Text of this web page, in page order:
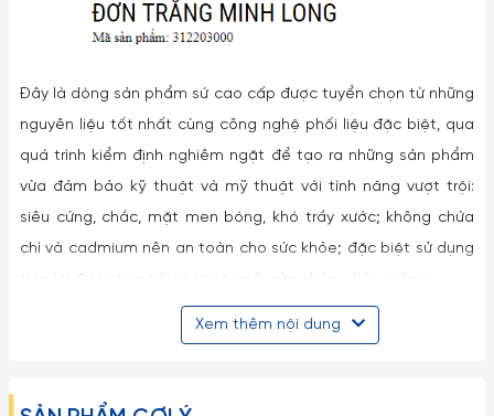
Đây là dòng sản phẩm sứ cao cấp được tuyển chọn từ những
nguyên liệu tốt nhất cùng công nghệ phối liệu đặc biệt, qua
quá trình kiểm định nghiêm ngặt để tạo ra những sản phẩm
vừa đảm bảo kỹ thuật và mỹ thuật với tính năng vượt trội:
siêu cứng, chắc, mặt men bóng, khó trầy xước; không chứa
chì và cadmium nên an toàn cho sức khỏe; đặc biệt sử dụng
tiện lợi được trong lò vi sóng, máy rửa chén và lò nướng…
Vẻ đẹp tinh tế từ nước men sáng, màu sứ trắng ngà sang
Xem thêm nội dung